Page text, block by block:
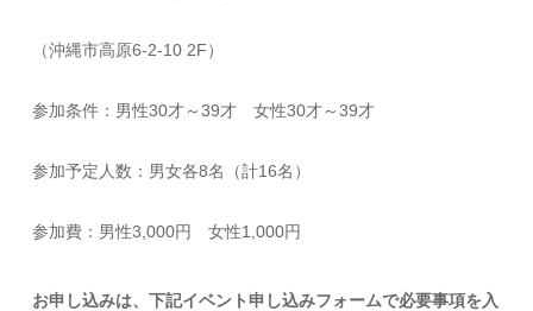
（沖縄市高原6-2-10 2F）
参加条件：男性30才～39才 女性30才～39才
参加予定人数：男女各8名（計16名）
参加費：男性3,000円 女性1,000円
お申し込みは、下記イベント申し込みフォームで必要事項を入